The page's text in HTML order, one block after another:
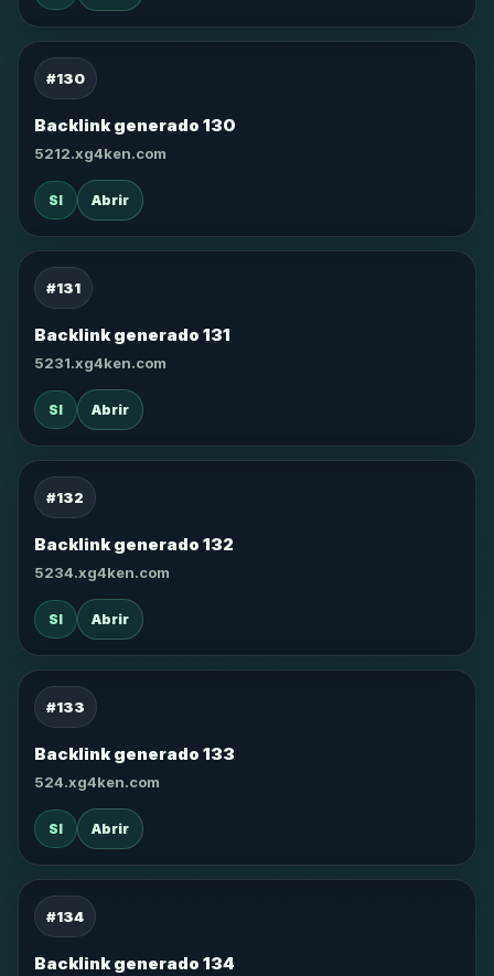
#130
Backlink generado 130
5212.xg4ken.com
SI Abrir
#131
Backlink generado 131
5231.xg4ken.com
SI Abrir
#132
Backlink generado 132
5234.xg4ken.com
SI Abrir
#133
Backlink generado 133
524.xg4ken.com
SI Abrir
#134
Backlink generado 134